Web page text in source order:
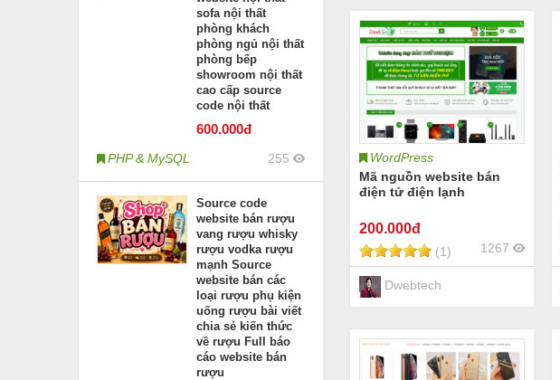
WordPress
Mã nguồn website bán
điện tử điện lạnh
200.000đ
(1) 1267
Dwebtech
sofa nội thất
phòng khách
phòng ngủ nội thất
phòng bếp
showroom nội thất
cao cấp source
code nội thất
600.000đ
PHP & MySQL 255
Source code
website bán rượu
vang rượu whisky
rượu vodka rượu
mạnh Source
website bán các
loại rượu phụ kiện
uống rượu bài viết
chia sẻ kiến thức
về rượu Full báo
cáo website bán
rượu